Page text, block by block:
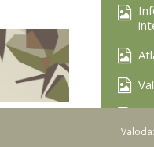
Valoda: